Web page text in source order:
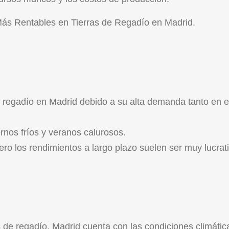
Rentables en Tierras de Regadío en Madrid.
en Madrid debido a su alta demanda tanto en
fríos y veranos calurosos.
los rendimientos a largo plazo suelen ser muy
regadío. Madrid cuenta con las condiciones